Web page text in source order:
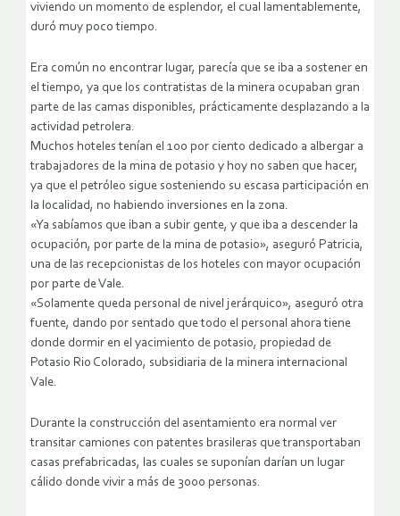
viviendo un momento de esplendor, el cual lamentablemente,
duró muy poco tiempo.
Era común no encontrar lugar, parecía que se iba a sostener en
el tiempo, ya que los contratistas de la minera ocupaban gran
parte de las camas disponibles, prácticamente desplazando a la
actividad petrolera.
Muchos hoteles tenían el 100 por ciento dedicado a albergar a
trabajadores de la mina de potasio y hoy no saben que hacer,
ya que el petróleo sigue sosteniendo su escasa participación en
la localidad, no habiendo inversiones en la zona.
«Ya sabíamos que iban a subir gente, y que iba a descender la
ocupación, por parte de la mina de potasio», aseguró Patricia,
una de las recepcionistas de los hoteles con mayor ocupación
por parte de Vale.
«Solamente queda personal de nivel jerárquico», aseguró otra
fuente, dando por sentado que todo el personal ahora tiene
donde dormir en el yacimiento de potasio, propiedad de
Potasio Rio Colorado, subsidiaria de la minera internacional
Vale.
Durante la construcción del asentamiento era normal ver
transitar camiones con patentes brasileras que transportaban
casas prefabricadas, las cuales se suponían darían un lugar
cálido donde vivir a más de 3000 personas.